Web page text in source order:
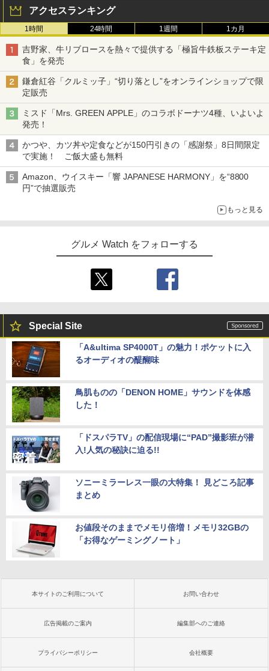
アクセスランキング
1時間 24時間 1週間 1カ月
吉野家、牛リブロースを熱々で提供する「極旨牛鉄板ステーキ定
食」を発売
鎌倉紅谷「クルミッ子」“切り落とし”をオンラインショップで限
定販売
ミスド「Mrs. GREEN APPLE」のコラボドーナツ4種、いよいよ
発売！
かつや、カツ丼や定食などが150円引きの「感謝祭」8日間限定
で実施！ ご飯大盛も無料
Amazon、ウイスキー「響 JAPANESE HARMONY」を“8800
円”で抽選販売
もっと見る
グルメ Watch をフォローする
Special Site
「A&ultima SP4000T」の魅力！ポケットに入
るオーディオの醍醐味
鳥肌ものの「DENON HOME」サウンドを体感
した！
「ドスパラTV」の配信現場に“PAD”撮影班が潜
入!人気の秘訣に迫る!!
ソニーミラーレス一眼の大特集！ 見どころ記事
まとめ
お値段そのままでメモリ倍増！メモリ32GBの
「お得なゲーミングノート」
本サイトのご利用について お問い合わせ
広告掲載のご案内 編集部へのご連絡
プライバシーポリシー 会社概要